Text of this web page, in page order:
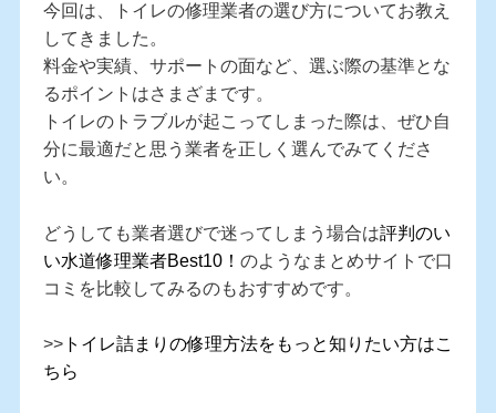
今回は、トイレの修理業者の選び方についてお教え
してきました。
料金や実績、サポートの面など、選ぶ際の基準とな
るポイントはさまざまです。
トイレのトラブルが起こってしまった際は、ぜひ自
分に最適だと思う業者を正しく選んでみてくださ
い。
どうしても業者選びで迷ってしまう場合は評判のい
い水道修理業者Best10！ のようなまとめサイトで口
コミを比較してみるのもおすすめです。
>>トイレ詰まりの修理方法をもっと知りたい方はこ
ちら